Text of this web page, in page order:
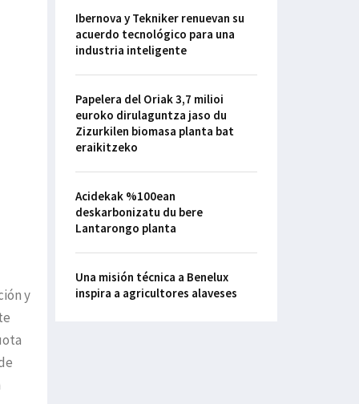
y
Ibernova y Tekniker renuevan su
acuerdo tecnológico para una
industria inteligente
Papelera del Oriak 3,7 milioi
euroko dirulaguntza jaso du
Zizurkilen biomasa planta bat
eraikitzeko
Acidekak %100ean
deskarbonizatu du bere
Lantarongo planta
Una misión técnica a Benelux
inspira a agricultores alaveses